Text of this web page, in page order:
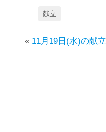
献立
« 11月19日(水)の献立